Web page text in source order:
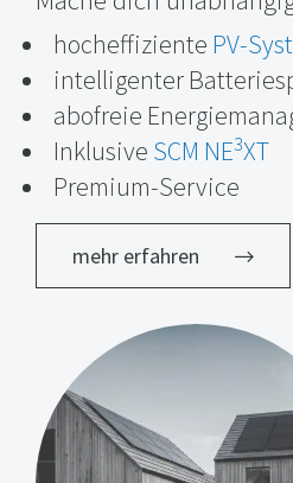
hocheffiziente PV-
intelligenter
abofreie
Inklusive SCM NE3XT
Premium-Service
mehr erfahren